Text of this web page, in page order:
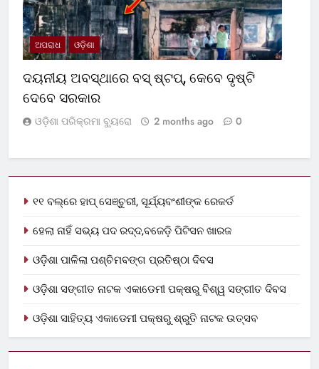
ଅପରାଧ ଓଡ଼ିଶା
ଦୟନୀୟ ଅବସ୍ଥାରେ ବସ୍‌ ଷ୍ଟପ୍‌, କେବେ ଦୃଷ୍ଟି
ଦେବେ ସରକାର
ଓଡ଼ିଶା ପରିକ୍ରମା ବ୍ୟୁରୋ 2 months ago 0
୧୧ ବଲ୍‌ରେ ହାପ୍ ସେଞ୍ଚୁରୀ, ସୂର୍ଯ୍ୟବଂଶୀଙ୍କ ରେକର୍ଡ
ହେଲା ନାହିଁ ସଭ୍ୟ ପଦ ରଦ୍ଦ,ବଜେଡ଼ି ପିଟିସନ ଖାରଜ
ଓଡ଼ିଶା ପାଳିଲା ପଶ୍ଚିମବଙ୍ଗ ପ୍ରତିଷ୍ଠା ଦିବସ
ଓଡ଼ିଶା ସଙ୍ଗୀତ ନାଟକ ଏକାଡେମୀ ପକ୍ଷରୁ ବିଶ୍ୱ ସଙ୍ଗୀତ ଦିବସ
ଓଡ଼ିଶା ସାହିତ୍ୟ ଏକାଡେମୀ ପକ୍ଷରୁ ଶ୍ରୁତି ନାଟକ ଉତ୍ସବ